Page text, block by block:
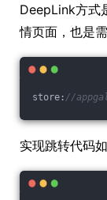
DeepLink方式
情页面，也是
store: //
实现跳转代码